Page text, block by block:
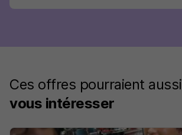
Ces offres pourraient aussi
vous intéresser